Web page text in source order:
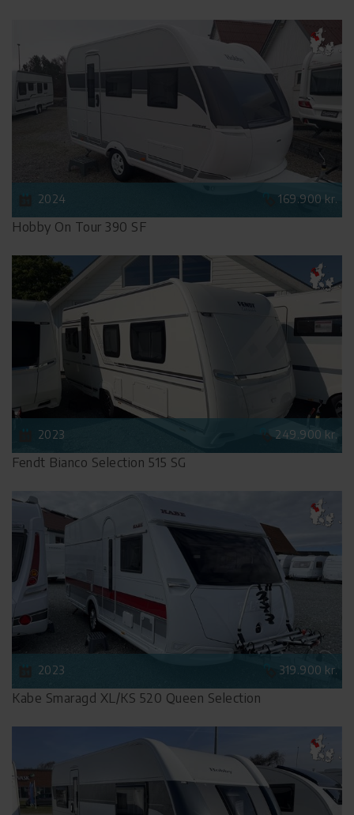
2024 169.900 kr.
Hobby On Tour 390 SF
2023 249.900 kr.
Fendt Bianco Selection 515 SG
2023 319.900 kr.
Kabe Smaragd XL/KS 520 Queen Selection